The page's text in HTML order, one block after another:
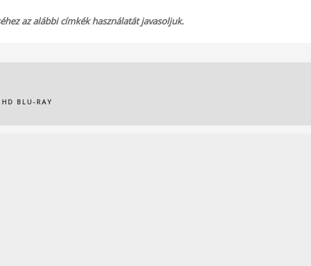
az alábbi címkék használatát javasoljuk.
HD BLU-RAY